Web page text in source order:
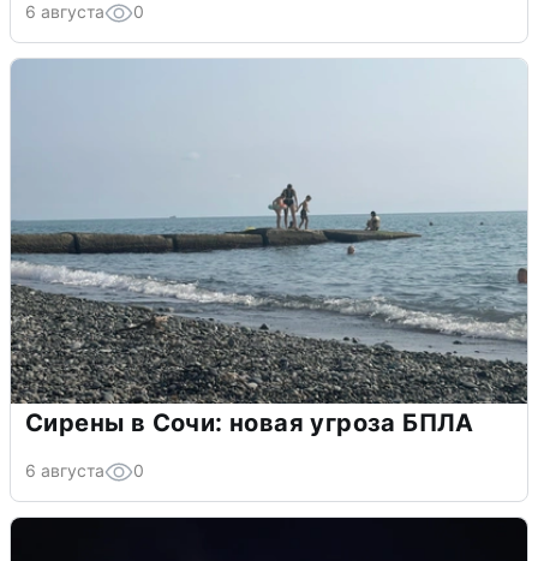
6 августа 0
Сирены в Сочи: новая угроза БПЛА
6 августа 0